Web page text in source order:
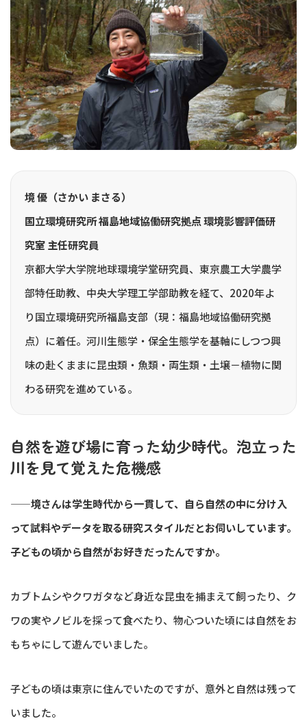
境 優（さかい まさる）
国立環境研究所 福島地域協働研究拠点 環境影響評価研
究室 主任研究員
京都大学大学院地球環境学堂研究員、東京農工大学農学
部特任助教、中央大学理工学部助教を経て、2020年よ
り国立環境研究所福島支部（現：福島地域協働研究拠
点）に着任。河川生態学・保全生態学を基軸にしつつ興
味の赴くままに昆虫類・魚類・両生類・土壌－植物に関
わる研究を進めている。
自然を遊び場に育った幼少時代。泡立った
川を見て覚えた危機感
——境さんは学生時代から一貫して、自ら自然の中に分け入
って試料やデータを取る研究スタイルだとお伺いしています。
子どもの頃から自然がお好きだったんですか。
カブトムシやクワガタなど身近な昆虫を捕まえて飼ったり、ク
ワの実やノビルを採って食べたり、物心ついた頃には自然をお
もちゃにして遊んでいました。
子どもの頃は東京に住んでいたのですが、意外と自然は残って
いました。